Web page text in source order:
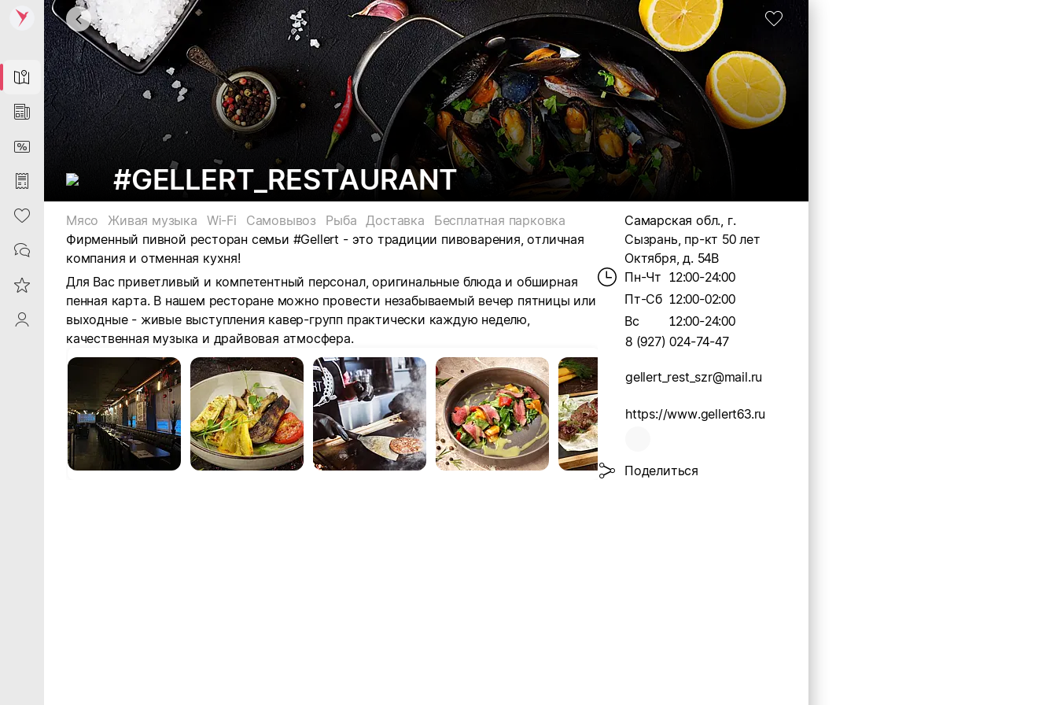
Map
News
DiscountCard
Purchases
Heart
Contacts
Reviews
ProfileSaby
#GELLERT_RESTAURANT
Мясо Живая музыка Wi-Fi Самовывоз Рыба Доставка
Бесплатная парковка
Фирменный пивной ресторан семьи #Gellert - это традиции пивоварения, отличная
компания и отменная кухня!
Для Вас приветливый и компетентный персонал, оригинальные блюда и обширная
пенная карта. В нашем ресторане можно провести незабываемый вечер пятницы или
выходные - живые выступления кавер-групп практически каждую неделю,
качественная музыка и драйвовая атмосфера.
Самарская обл., г.
Сызрань, пр-кт 50 лет
Октября, д. 54В
Пн-Чт 12:00-24:00
Пт-Сб 12:00-02:00
Вс
12:00-24:00
8 (927) 024-74-47
gellert_rest_szr@mail.ru
https://www.gellert63.ru
Поделиться